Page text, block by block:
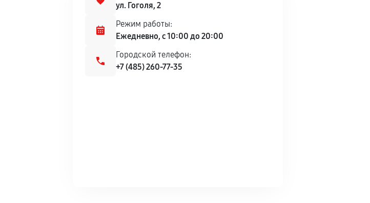
ул. Гоголя, 2
Режим работы:
Ежедневно, с 10:00 до 20:00
Городской телефон:
+7 (485) 260-77-35